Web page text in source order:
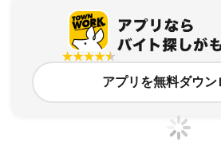
アプリを無料ダウン